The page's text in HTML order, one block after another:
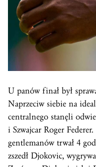
U panów finał był
Naprzeciw siebie na
centralnego stanęli
i Szwajcar Roger
gentlemanów trwał 4
zszedł Djokovic,